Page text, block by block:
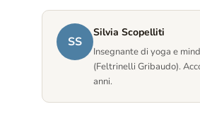
SS
Silvia Scopelliti
Insegnante di yoga e
(Feltrinelli Gribaudo).
anni.